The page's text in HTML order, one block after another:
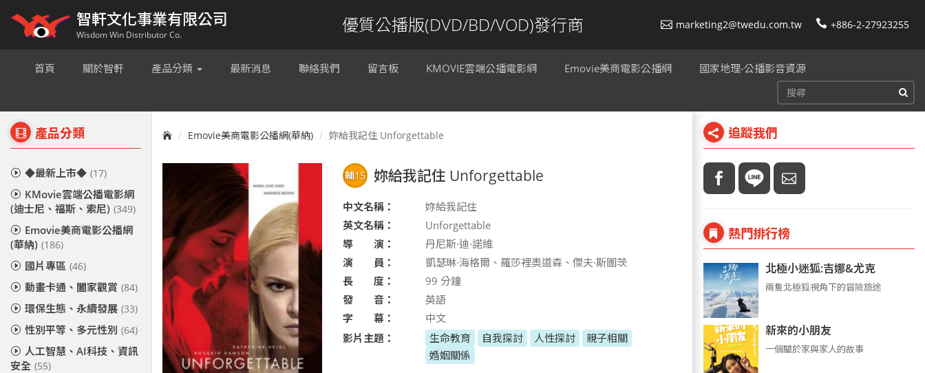
智軒文化事業有限公司
Wisdom Win Distributor Co. 優質公播版(DVD/BD/VOD)發行商 marketing2@twedu.com.tw +886-2-27923255
首頁 關於智軒 產品分類 最新消息 聯絡我們 留言板 KMOVIE雲端公播電影網 Emovie美商電影公播網 國家地理-公播影音資源
產品分類
◆最新上市◆ (17)
KMovie雲端公播電影網
(迪士尼、福斯、索尼) (349)
Emovie美商電影公播網
(華納) (186)
國片專區 (46)
動畫卡通、闔家觀賞 (84)
環保生態、永續發展 (33)
性別平等、多元性別 (64)
人工智慧、AI科技、資訊
安全 (55)
Emovie美商電影公播網(華納) 妳給我記住 Unforgettable
輔15 妳給我記住 Unforgettable
中文名稱：
妳給我記住
英文名稱：
Unforgettable
導 演：
丹尼斯·迪·諾維
演 員：
凱瑟琳·海格爾、羅莎裡奧道森、傑夫·斯圖茨
長 度：
99 分鐘
發 音：
英語
字 幕：
中文
影片主題：
生命教育 自我探討 人性探討
親子相關
婚姻關係
追蹤我們
熱門排行榜
北極小迷狐:吉娜&尤克
兩隻北極狐視角下的冒險旅途
新來的小朋友
一個關於家與家人的故事